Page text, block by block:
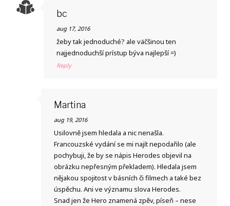
bc
aug 17, 2016
žeby tak jednoduché? ale väčšinou ten
najjednoduchší prístup býva najlepší =)
Reply
Martina
aug 19, 2016
Usilovně jsem hledala a nic nenašla.
Francouzské vydání se mi najít nepodařilo (ale
pochybuji, že by se nápis Herodes objevil na
obrázku nepřesným překladem). Hledala jsem
nějakou spojitost v básních či filmech a také bez
úspěchu. Ani ve významu slova Herodes.
Snad jen že Hero znamená zpěv, píseň – nese